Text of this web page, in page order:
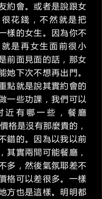
約會。或者是說跟女
花錢，不然就是把
樣的女生。因為你不
是再女生面前很小
前面見面的話，那女
她下次不想再出門。
點就是說其實約會的
一些功課，我們可以
近有哪一些，餐廳
格是沒有那麼貴的，
錯的。因為以我以前
其實兩間可能餐廳，
多，然後氣氛耶差不
格可以差很多。一樣
方也是這樣。明明都